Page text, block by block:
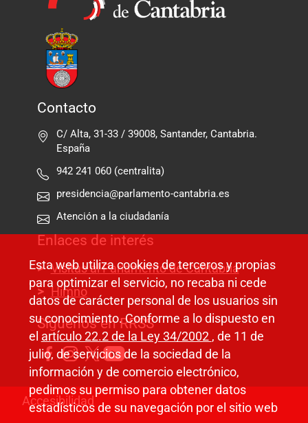
Contacto
C/ Alta, 31-33 / 39008, Santander, Cantabria.
España
942 241 060 (centralita)
presidencia@parlamento-cantabria.es
Atención a la ciudadanía
Enlaces de interés
Visitas al Parlamento de Cantabria
Himno
Síguenos en RRSS
Pie de página
Accesibilidad
Esta web utiliza cookies de terceros y propias
para optimizar el servicio, no recaba ni cede
datos de carácter personal de los usuarios sin
su conocimiento. Conforme a lo dispuesto en
el artículo 22.2 de la Ley 34/2002 , de 11 de
julio, de servicios de la sociedad de la
información y de comercio electrónico,
pedimos su permiso para obtener datos
estadísticos de su navegación por el sitio web